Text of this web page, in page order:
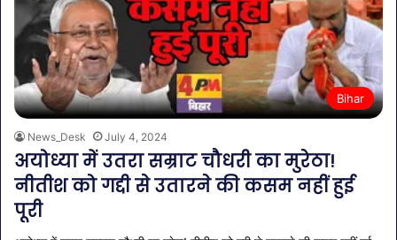
Bihar
News_Desk July 4, 2024
अयोध्या में उतरा सम्राट चौधरी का मुरेठा!
नीतीश को गद्दी से उतारने की कसम नहीं हुई
पूरी